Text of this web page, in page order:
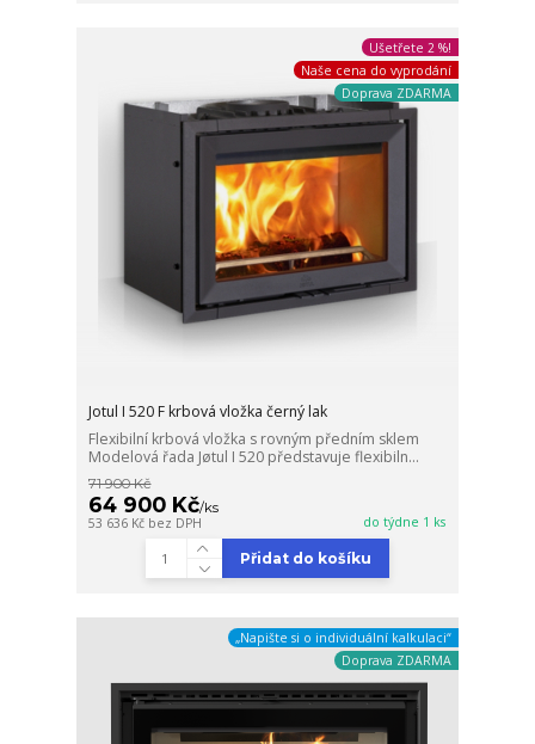
Ušetřete 2 %!
Naše cena do vyprodání
Doprava ZDARMA
Jotul I 520 F krbová vložka černý lak
Flexibilní krbová vložka s rovným předním sklem
Modelová řada Jøtul I 520 představuje flexibiln...
71 900 Kč
64 900 Kč/ks
53 636 Kč bez DPH do týdne 1 ks
Přidat do košíku
„Napište si o individuální kalkulaci“
Doprava ZDARMA